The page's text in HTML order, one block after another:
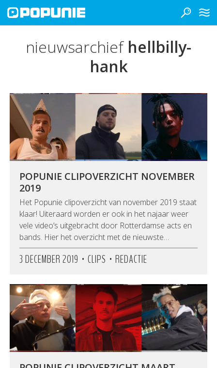
nieuwsarchief hellbilly-
hank
POPUNIE CLIPOVERZICHT NOVEMBER
2019
Het Popunie clipoverzicht van november 2019 staat
klaar! Uiteraard worden er ook in het najaar weer
vele video’s uitgebracht door Rotterdamse acts en
bands. Hier het overzicht met de nieuwste…
3 DECEMBER 2019 • CLIPS • REDACTIE